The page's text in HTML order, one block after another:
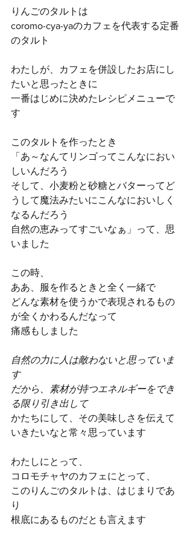
りんごのタルトは
coromo-cya-yaのカフェを代表する定番
のタルト
わたしが、カフェを併設したお店にし
たいと思ったときに
一番はじめに決めたレシピメニューで
す
このタルトを作ったとき
「あ～なんてリンゴってこんなにおい
しいんだろう
そして、小麦粉と砂糖とバターってど
うして魔法みたいにこんなにおいしく
なるんだろう
自然の恵みってすごいなぁ」って、思
いました
この時、
ああ、服を作るときと全く一緒で
どんな素材を使うかで表現されるもの
が全くかわるんだなって
痛感もしました
自然の力に人は敵わないと思っていま
す
だから、素材が持つエネルギーをでき
る限り引き出して
かたちにして、その美味しさを伝えて
いきたいなと常々思っています
わたしにとって、
コロモチャヤのカフェにとって、
このりんごのタルトは、はじまりであ
り
根底にあるものだとも言えます